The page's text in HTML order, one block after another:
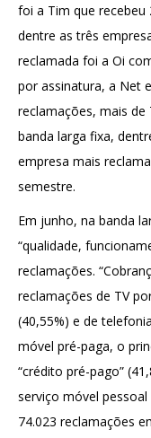
foi a Tim que recebeu
dentre as três
reclamada foi a Oi
por assinatura, a Net
reclamações, mais de
banda larga fixa,
empresa mais
semestre.
Em junho, na banda
“qualidade,
reclamações.
reclamações de TV
(40,55%) e de
móvel pré-paga, o
“crédito pré-pago”
serviço móvel
74.023 reclamações